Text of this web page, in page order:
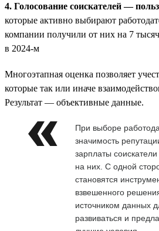
4. Голосование соискателей —
которые активно выбирают
компании получили от них на 7
в 2024-м
Многоэтапная оценка позволяет
которые так или иначе
Результат — объективные данные.
При выборе
значимость
зарплаты
на них. С одной
становятся
взвешенного
источником данных
развиваться и